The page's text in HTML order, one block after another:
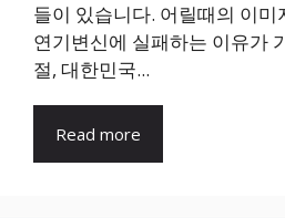
들이 있습니다. 어릴때의 이
연기변신에 실패하는 이유가
절, 대한민국...
Read more